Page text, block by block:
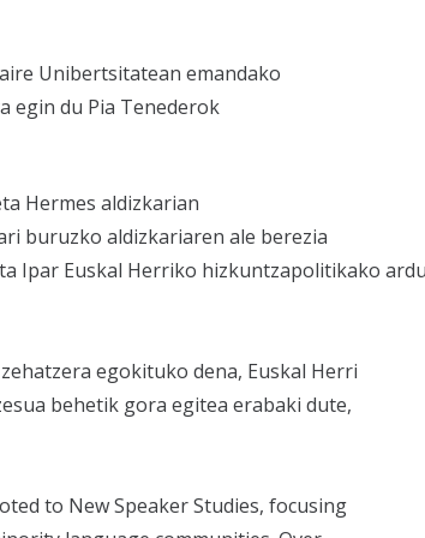
Unibertsitatean emandako
egin du Pia Tenederok
Hermes aldizkarian
buruzko aldizkariaren ale berezia
Ipar Euskal Herriko hizkuntzapolitikako
egokituko dena, Euskal Herri
behetik gora egitea erabaki dute,
to New Speaker Studies, focusing